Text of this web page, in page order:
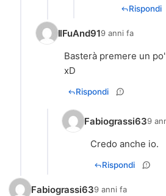
Rispondi
IlFuAnd919 anni fa
Basterà premere un
xD
Rispondi
Fabiograssi639
Credo anche io.
Rispondi
Fabiograssi639 anni fa